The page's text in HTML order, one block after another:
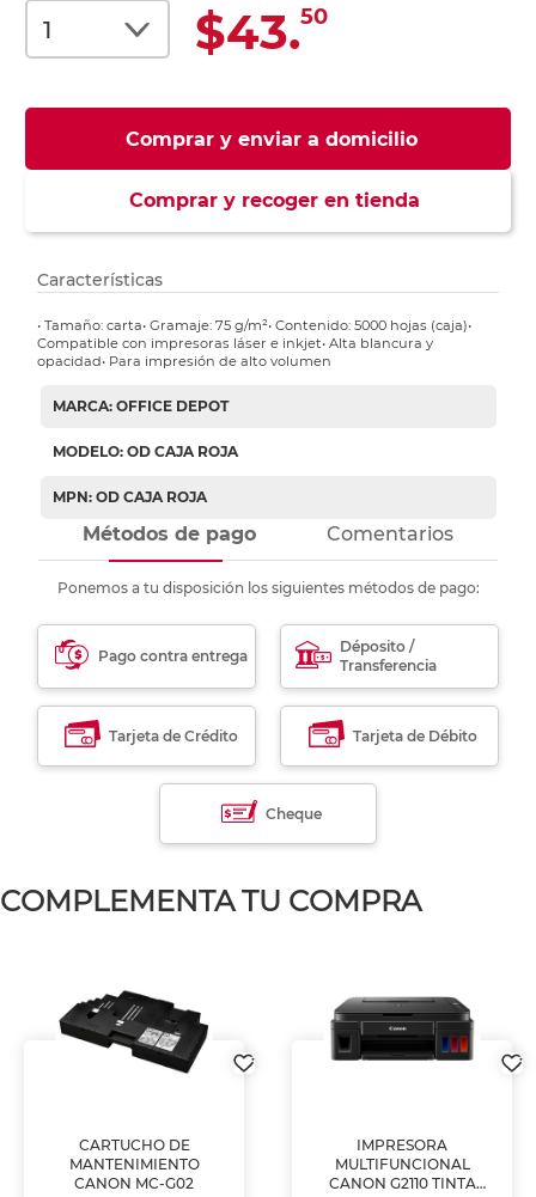
$43.50
Comprar y enviar a domicilio
Comprar y recoger en tienda
Características
• Tamaño: carta• Gramaje: 75 g/m²• Contenido: 5000 hojas (caja)•
Compatible con impresoras láser e inkjet• Alta blancura y
opacidad• Para impresión de alto volumen
MARCA: OFFICE DEPOT
MODELO: OD CAJA ROJA
MPN: OD CAJA ROJA
Métodos de pago Comentarios
Ponemos a tu disposición los siguientes métodos de pago:
Pago contra entrega
Déposito /
Transferencia
Tarjeta de Crédito Tarjeta de Débito
Cheque
COMPLEMENTA TU COMPRA
CARTUCHO DE
MANTENIMIENTO
CANON MC-G02
IMPRESORA
MULTIFUNCIONAL
CANON G2110 TINTA